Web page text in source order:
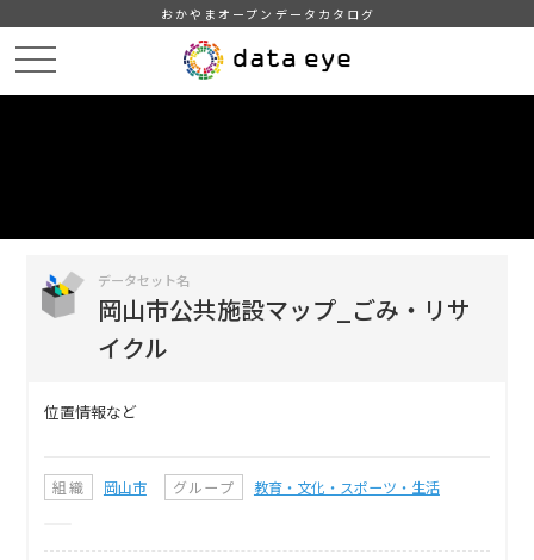
おかやまオープンデータカタログ
データセット名
岡山市公共施設マップ_ごみ・リサ
イクル
位置情報など
組織 岡山市 グループ 教育・文化・スポーツ・生活